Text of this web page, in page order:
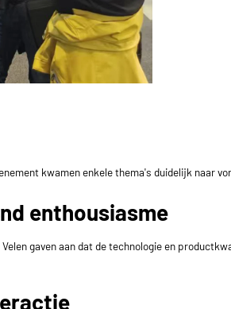
kwamen enkele thema's duidelijk naar
enthousiasme
gaven aan dat de technologie en